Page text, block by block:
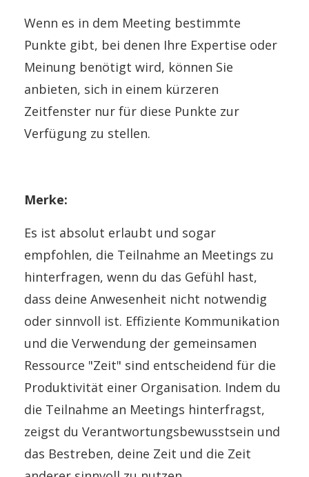
Wenn es in dem Meeting bestimmte
Punkte gibt, bei denen Ihre Expertise oder
Meinung benötigt wird, können Sie
anbieten, sich in einem kürzeren
Zeitfenster nur für diese Punkte zur
Verfügung zu stellen.
Merke:
Es ist absolut erlaubt und sogar
empfohlen, die Teilnahme an Meetings zu
hinterfragen, wenn du das Gefühl hast,
dass deine Anwesenheit nicht notwendig
oder sinnvoll ist. Effiziente Kommunikation
und die Verwendung der gemeinsamen
Ressource "Zeit" sind entscheidend für die
Produktivität einer Organisation. Indem du
die Teilnahme an Meetings hinterfragst,
zeigst du Verantwortungsbewusstsein und
das Bestreben, deine Zeit und die Zeit